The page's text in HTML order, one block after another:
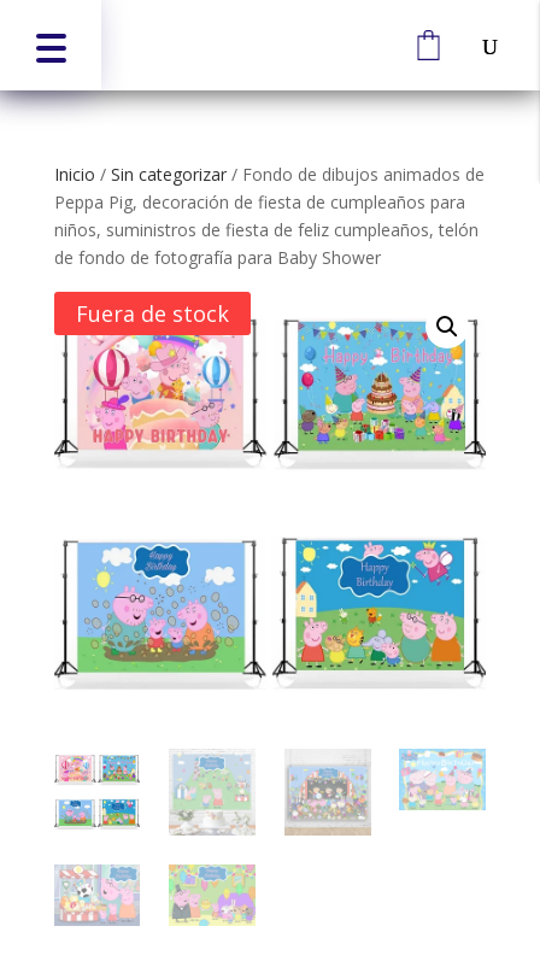
Inicio / Sin categorizar/ Fondo de dibujos animados de
Peppa Pig, decoración de fiesta de cumpleaños para
niños, suministros de fiesta de feliz cumpleaños, telón
de fondo de fotografía para Baby Shower
Fuera de stock